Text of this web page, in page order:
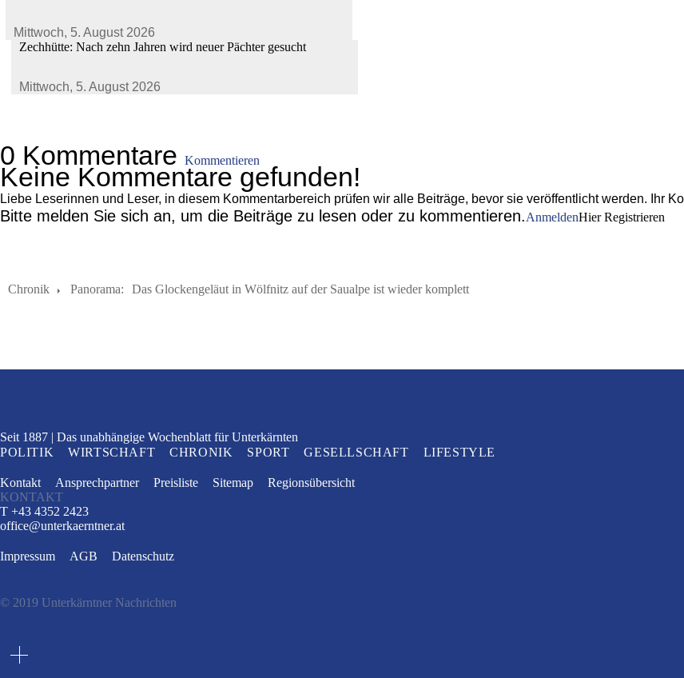
Mittwoch, 5. August 2026
Zechhütte: Nach zehn Jahren wird neuer Pächter gesucht
Mittwoch, 5. August 2026
0 Kommentare Kommentieren
Keine Kommentare gefunden!
Liebe Leserinnen und Leser, in diesem Kommentarbereich prüfen wir alle Beiträge, bevor sie veröffentlicht werden. Ihr
Bitte melden Sie sich an, um die Beiträge zu lesen oder zu kommentieren.AnmeldenHier Registrieren
Chronik Panorama: Das Glockengeläut in Wölfnitz auf der Saualpe ist wieder komplett
Seit 1887 Das unabhängige Wochenblatt für Unterkärnten
POLITIK
WIRTSCHAFT CHRONIK SPORT GESELLSCHAFT LIFESTYLE
Kontakt Ansprechpartner Preisliste Sitemap
Regionsübersicht
KONTAKT
T +43 4352 2423
office@unterkaerntner.at
Impressum AGB Datenschutz
© 2019 Unterkärntner Nachrichten